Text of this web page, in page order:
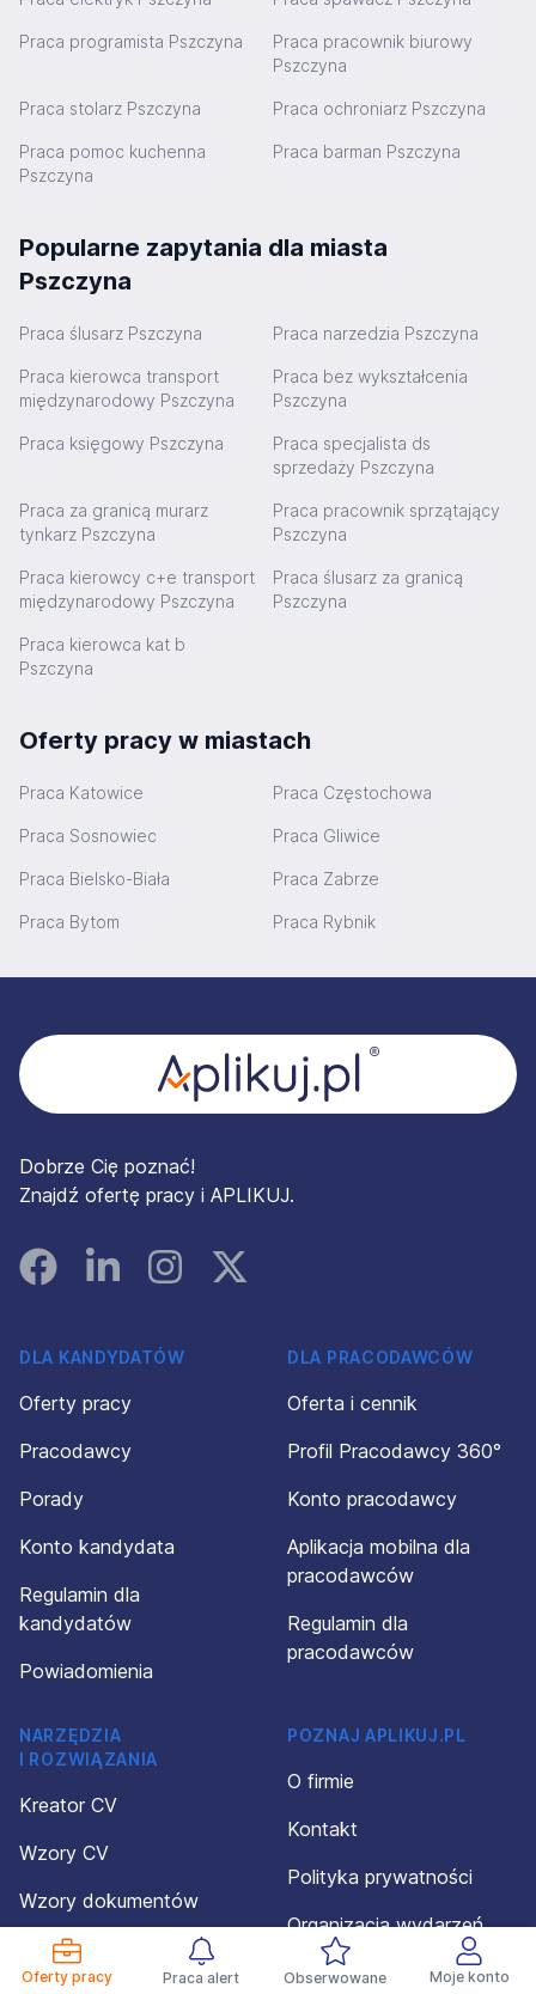
Oferty pracy Praca alert Obserwowane Moje konto
Praca programista Pszczyna
Praca pracownik biurowy
Pszczyna
Praca stolarz Pszczyna Praca ochroniarz Pszczyna
Praca pomoc kuchenna
Pszczyna
Praca barman Pszczyna
Popularne zapytania dla miasta
Pszczyna
Praca ślusarz Pszczyna Praca narzedzia Pszczyna
Praca kierowca transport
międzynarodowy Pszczyna
Praca bez wykształcenia
Pszczyna
Praca księgowy Pszczyna
Praca specjalista ds
sprzedaży Pszczyna
Praca za granicą murarz
tynkarz Pszczyna
Praca pracownik sprzątający
Pszczyna
Praca kierowcy c+e transport
międzynarodowy Pszczyna
Praca ślusarz za granicą
Pszczyna
Praca kierowca kat b
Pszczyna
Oferty pracy w miastach
Praca Katowice Praca Częstochowa
Praca Sosnowiec Praca Gliwice
Praca Bielsko-Biała Praca Zabrze
Praca Bytom Praca Rybnik
Dobrze Cię poznać!
Znajdź ofertę pracy i APLIKUJ.
FacebookLinked InInstagramInstagram
DLA KANDYDATÓW
Oferty pracy
Pracodawcy
Porady
Konto kandydata
Regulamin dla
kandydatów
Powiadomienia
DLA PRACODAWCÓW
Oferta i cennik
Profil Pracodawcy 360°
Konto pracodawcy
Aplikacja mobilna dla
pracodawców
Regulamin dla
pracodawców
NARZĘDZIA
I ROZWIĄZANIA
Kreator CV
Wzory CV
Wzory dokumentów
Kalkulator wynagrodzeń
POZNAJ APLIKUJ.PL
O firmie
Kontakt
Polityka prywatności
Organizacja wydarzeń
Aplikuj Check